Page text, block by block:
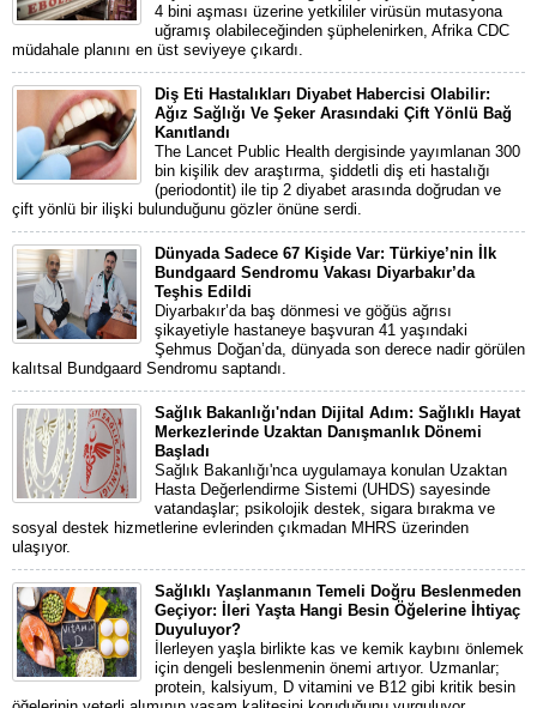
4 bini aşması üzerine yetkililer virüsün mutasyona
uğramış olabileceğinden şüphelenirken, Afrika CDC
müdahale planını en üst seviyeye çıkardı.
Diş Eti Hastalıkları Diyabet Habercisi Olabilir:
Ağız Sağlığı Ve Şeker Arasındaki Çift Yönlü Bağ
Kanıtlandı
The Lancet Public Health dergisinde yayımlanan 300
bin kişilik dev araştırma, şiddetli diş eti hastalığı
(periodontit) ile tip 2 diyabet arasında doğrudan ve
çift yönlü bir ilişki bulunduğunu gözler önüne serdi.
Dünyada Sadece 67 Kişide Var: Türkiye’nin İlk
Bundgaard Sendromu Vakası Diyarbakır’da
Teşhis Edildi
Diyarbakır’da baş dönmesi ve göğüs ağrısı
şikayetiyle hastaneye başvuran 41 yaşındaki
Şehmus Doğan’da, dünyada son derece nadir görülen
kalıtsal Bundgaard Sendromu saptandı.
Sağlık Bakanlığı'ndan Dijital Adım: Sağlıklı Hayat
Merkezlerinde Uzaktan Danışmanlık Dönemi
Başladı
Sağlık Bakanlığı'nca uygulamaya konulan Uzaktan
Hasta Değerlendirme Sistemi (UHDS) sayesinde
vatandaşlar; psikolojik destek, sigara bırakma ve
sosyal destek hizmetlerine evlerinden çıkmadan MHRS üzerinden
ulaşıyor.
Sağlıklı Yaşlanmanın Temeli Doğru Beslenmeden
Geçiyor: İleri Yaşta Hangi Besin Öğelerine İhtiyaç
Duyuluyor?
İlerleyen yaşla birlikte kas ve kemik kaybını önlemek
için dengeli beslenmenin önemi artıyor. Uzmanlar;
protein, kalsiyum, D vitamini ve B12 gibi kritik besin